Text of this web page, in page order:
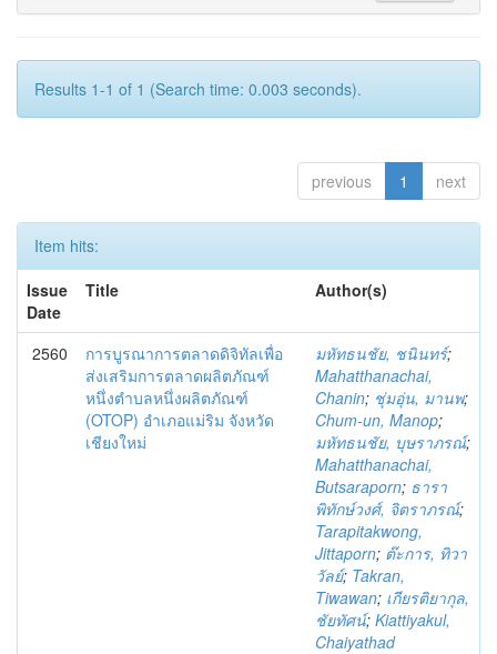
Results 1-1 of 1 (Search time: 0.003 seconds).
previous 1 next
Item hits:
Issue
Date
Title Author(s)
2560
การบูรณาการตลาดดิจิทัลเพื่อ
ส่งเสริมการตลาดผลิตภัณฑ์
หนึ่งตำบลหนึ่งผลิตภัณฑ์
(OTOP) อำเภอแม่ริม จังหวัด
เชียงใหม่
มหัทธนชัย, ชนินทร์;
Mahatthanachai,
Chanin; ชุ่มอุ่น, มานพ;
Chum-un, Manop;
มหัทธนชัย, บุษราภรณ์;
Mahatthanachai,
Butsaraporn; ธารา
พิทักษ์วงศ์, จิตราภรณ์;
Tarapitakwong,
Jittaporn; ต๊ะการ, ทิวา
วัลย์; Takran,
Tiwawan; เกียรติยากุล,
ชัยทัศน์; Kiattiyakul,
Chaiyathad